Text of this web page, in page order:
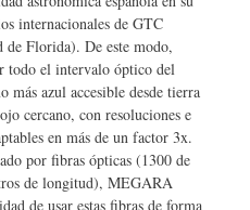
internacionales de GTC
Florida). De este modo,
el intervalo óptico del
más azul accesible desde tierra
cercano, con resoluciones e
en más de un factor 3x.
por fibras ópticas (1300 de
de longitud), MEGARA
de usar estas fibras de forma